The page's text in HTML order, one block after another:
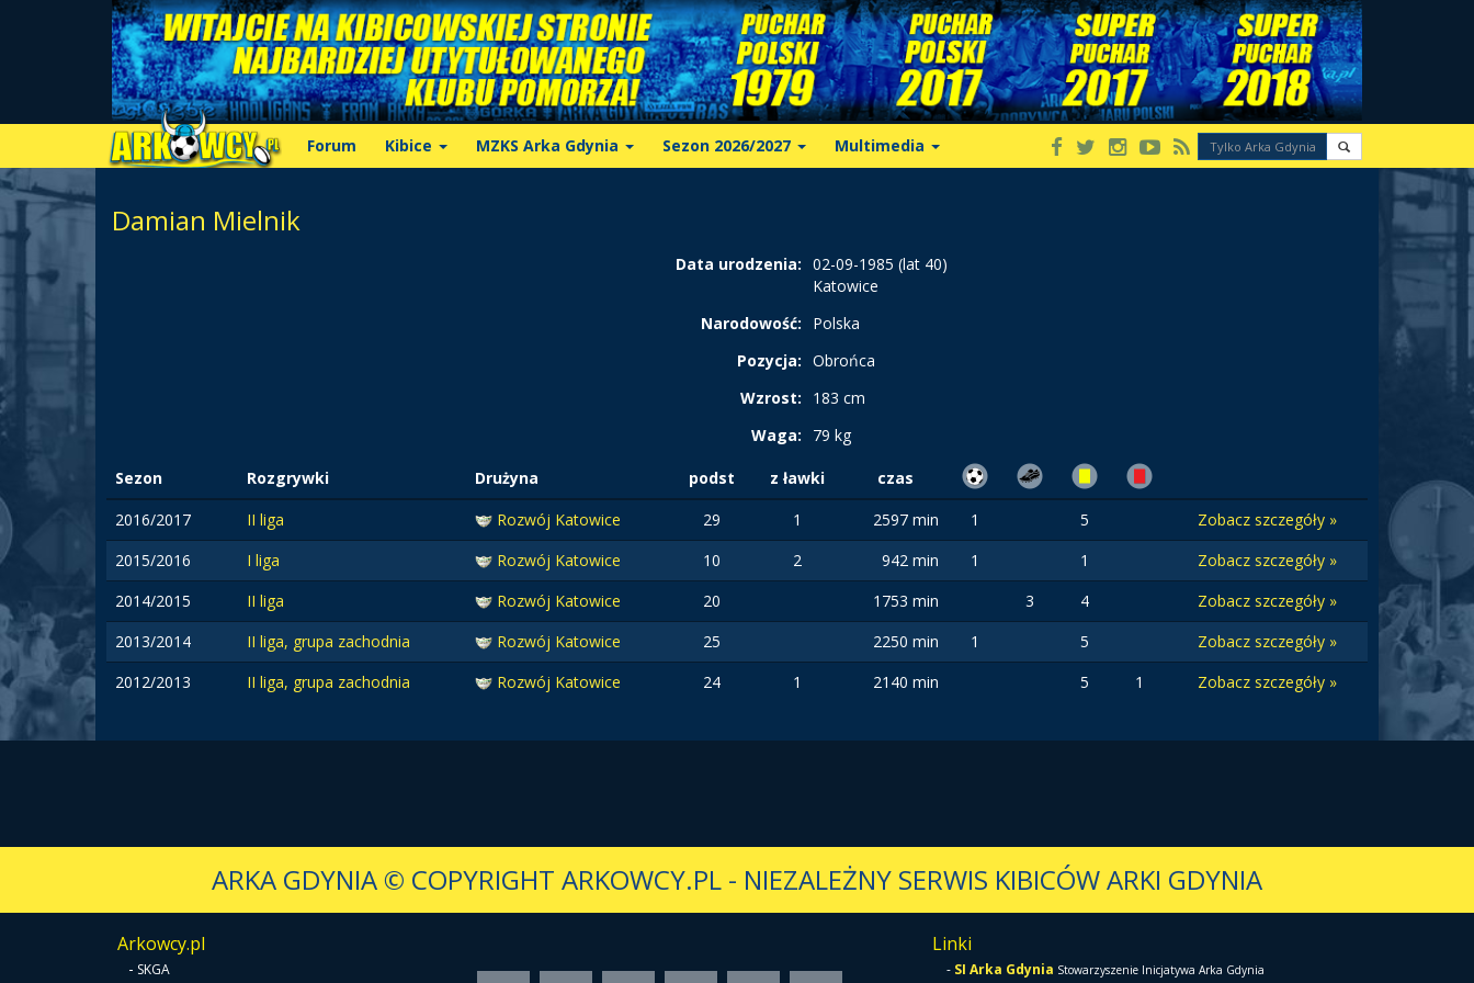
Forum Kibice MZKS Arka Gdynia Sezon 2026/2027 Multimedia
Damian Mielnik
Data urodzenia: 02-09-1985 (lat 40)
Katowice
Narodowość:
Polska
Pozycja: Obrońca
Wzrost:
183 cm
Waga:
79 kg
Sezon Rozgrywki Drużyna podst z ławki
czas
2016/2017
II liga Rozwój Katowice 29 1 2597 min 1 5
Zobacz szczegóły »
2015/2016
I liga Rozwój Katowice 10 2 942 min 1 1
Zobacz szczegóły »
2014/2015
II liga Rozwój Katowice 20 1753 min 3 4
Zobacz szczegóły »
2013/2014
II liga, grupa zachodnia Rozwój Katowice 25 2250 min 1 5
Zobacz szczegóły »
2012/2013
II liga, grupa zachodnia Rozwój Katowice 24 1 2140 min 5 1 Zobacz szczegóły »
ARKA GDYNIA© COPYRIGHT ARKOWCY.PL - NIEZALEŻNY SERWIS KIBICÓW ARKI GDYNIA
Arkowcy.pl
- SKGA
Linki
- SI Arka Gdynia Stowarzyszenie Inicjatywa Arka Gdynia